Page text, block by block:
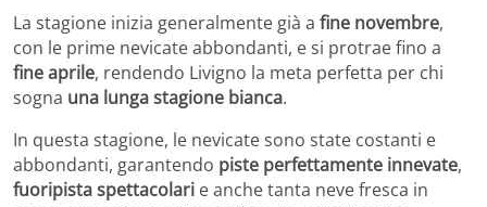
La stagione inizia generalmente già a fine novembre,
con le prime nevicate abbondanti, e si protrae fino a
fine aprile, rendendo Livigno la meta perfetta per chi
sogna una lunga stagione bianca.
In questa stagione, le nevicate sono state costanti e
abbondanti, garantendo piste perfettamente innevate,
fuoripista spettacolari e anche tanta neve fresca in